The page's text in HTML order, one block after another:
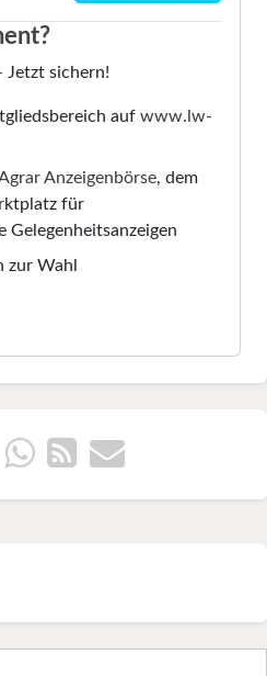
Jetzt sichern!
aufwww.lw-
Anzeigenbörse, dem
für
Gelegenheitsanzeigen
zur Wahl